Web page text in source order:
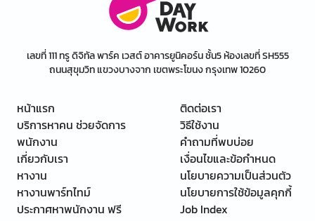
เลขที่ 111 ทรู ดิจิทัล พาร์ค เวสต์ อาคารยูนิคอร์น ชั้น5 ห้องเลขที่ SH555
ถนนสุขุมวิท แขวงบางจาก เขตพระโขนง กรุงเทพ 10260
หน้าแรก
บริการหาคน ช่วยจัดการ
พนักงาน
เกี่ยวกับเรา
หางาน
หางานพาร์ทไทม์
ประกาศหาพนักงาน ฟรี
ติดต่อเรา
วิธีใช้งาน
คำถามที่พบบ่อย
เงื่อนไขและข้อกำหนด
นโยบายความเป็นส่วนตัว
นโยบายการใช้ข้อมูลคุกกี้
Job Index